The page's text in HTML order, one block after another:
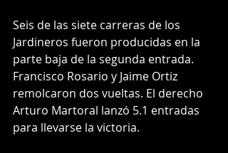
Seis de las siete carreras de los
Jardineros fueron producidas en la
parte baja de la segunda entrada.
Francisco Rosario y Jaime Ortiz
remolcaron dos vueltas. El derecho
Arturo Martoral lanzó 5.1 entradas
para llevarse la victoria.